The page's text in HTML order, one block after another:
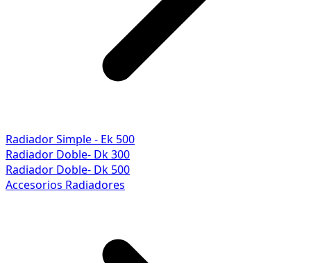
Radiador Simple - Ek 500
Radiador Doble- Dk 300
Radiador Doble- Dk 500
Accesorios Radiadores